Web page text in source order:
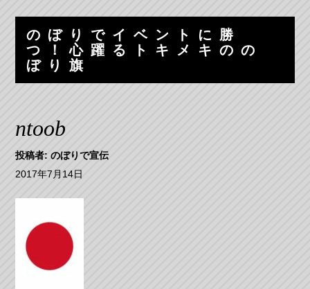
キ
プ
へ
キ
ッ
のぼりでイベントに勝
つ！心躍るトキメキのの
ぼり旗
ntoob
投稿者:のぼりで宣伝
2017年7月14日